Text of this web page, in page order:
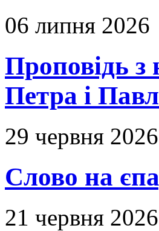
06 липня 2026
Проповідь з
Петра і
29 червня 2026
Слово на
21 червня 2026